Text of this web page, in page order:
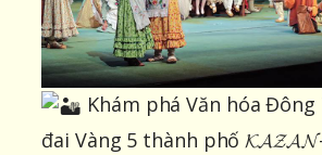
Khám phá Văn hóa Đông
đai Vàng 5 thành phố